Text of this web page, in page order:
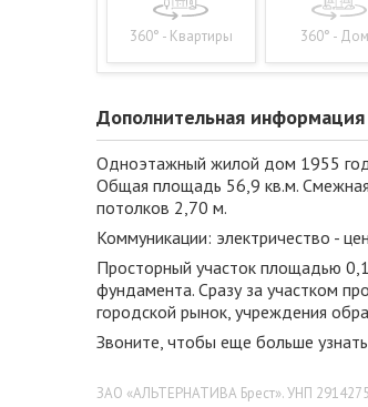
360° - Квартиры 360° -
Дополнительная
Одноэтажный жилой дом 1955
Общая площадь 56,9 кв.м. Смежная
потолков 2,70 м.
Коммуникации: электричество -
Просторный участок площадью
фундамента. Сразу за участком
городской рынок, учреждения
Звоните, чтобы еще больше
ЗАО «АЛЬТЕРНАТИВА Брест». УНП